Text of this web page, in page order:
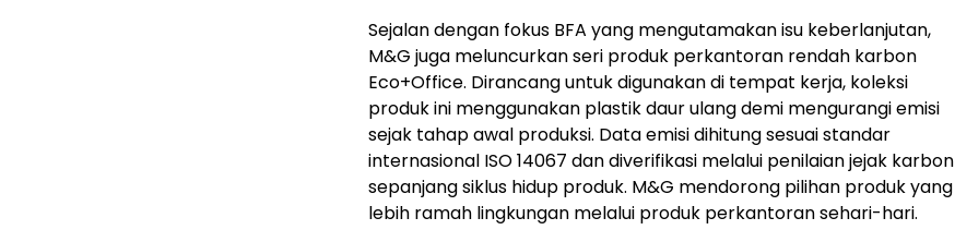
Sejalan dengan fokus BFA yang mengutamakan isu keberlanjutan,
M&G juga meluncurkan seri produk perkantoran rendah karbon
Eco+Office. Dirancang untuk digunakan di tempat kerja, koleksi
produk ini menggunakan plastik daur ulang demi mengurangi emisi
sejak tahap awal produksi. Data emisi dihitung sesuai standar
internasional ISO 14067 dan diverifikasi melalui penilaian jejak karbon
sepanjang siklus hidup produk. M&G mendorong pilihan produk yang
lebih ramah lingkungan melalui produk perkantoran sehari-hari.